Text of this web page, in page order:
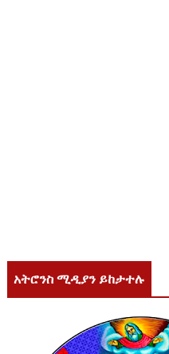
አትሮንስ ሚዲያን ይከታተሉ